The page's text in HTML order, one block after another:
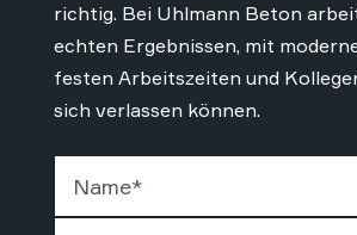
richtig. Bei Uhlmann Beton
echten Ergebnissen, mit
festen Arbeitszeiten und
sich verlassen können.
Name*